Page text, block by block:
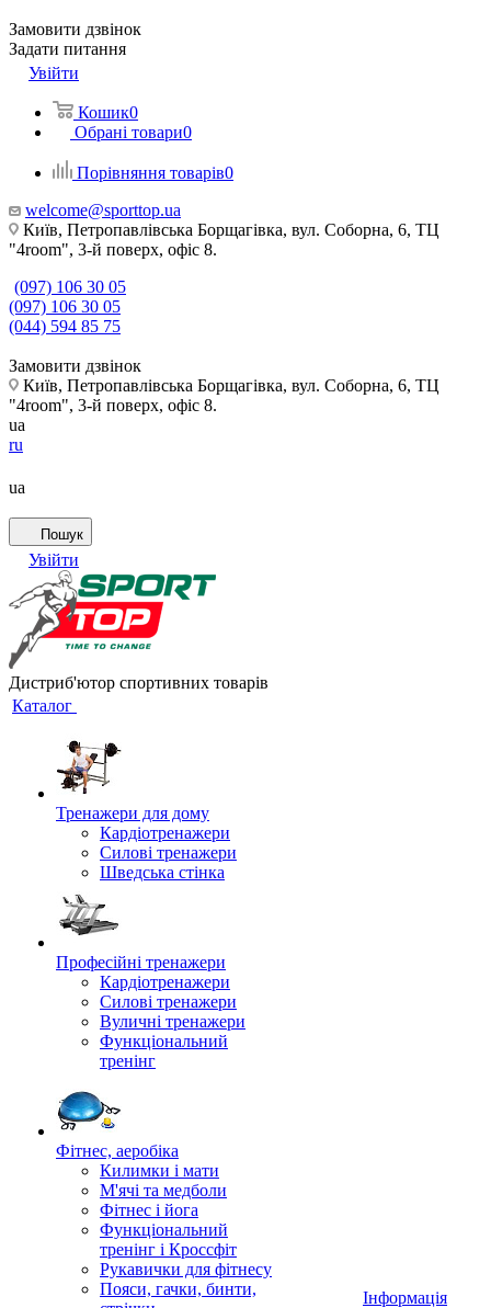
Замовити дзвінок
Задати питання
Увійти
Кошик0
Обрані товари0
Порівняння товарів0
welcome@sporttop.ua
Київ, Петропавлівська Борщагівка, вул. Соборна, 6, ТЦ
"4room", 3-й поверх, офіс 8.
(097) 106 30 05
(097) 106 30 05
(044) 594 85 75
Замовити дзвінок
Київ, Петропавлівська Борщагівка, вул. Соборна, 6, ТЦ
"4room", 3-й поверх, офіс 8.
ua
ru
ua
Пошук
Увійти
Дистриб'ютор спортивних товарів
Каталог
Тренажери для дому
Кардіотренажери
Силові тренажери
Шведська стінка
Професійні тренажери
Кардіотренажери
Силові тренажери
Вуличні тренажери
Функціональний
тренінг
Фітнес, аеробіка
Килимки і мати
М'ячі та медболи
Фітнес і йога
Функціональний
тренінг і Кроссфіт
Рукавички для фітнесу
Пояси, гачки, бинти,
Інформація